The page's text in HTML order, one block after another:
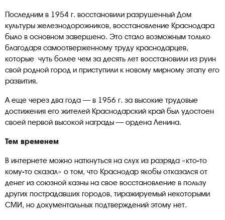
Последним в 1954 г. восстановили разрушенный Дом
культуры железнодорожников, восстановление Краснодара
было в основном завершено. Это стало возможным только
благодаря самоотверженному труду краснодарцев,
которые чуть более чем за десять лет восстановили из руин
свой родной город и приступили к новому мирному этапу его
развития.
А еще через два года — в 1956 г. за высокие трудовые
достижения его жителей Краснодарский край был удостоен
своей первой высокой награды — ордена Ленина.
Тем временем
В интернете можно наткнуться на слух из разряда «кто-то
кому-то сказал» о том, что Краснодар якобы отказался от
денег из союзной казны на свое восстановление в пользу
других пострадавших городов, тиражируемый некоторыми
СМИ, но документальных подтверждений этому нет.